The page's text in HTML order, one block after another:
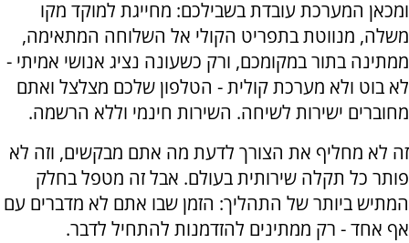
ומכאן המערכת עובדת בשבילכם: מחייגת למוקד מקו
משלה, מנווטת בתפריט הקולי אל השלוחה המתאימה,
ממתינה בתור במקומכם, ורק כשעונה נציג אנושי אמיתי -
לא בוט ולא מערכת קולית - הטלפון שלכם מצלצל ואתם
מחוברים ישירות לשיחה. השירות חינמי וללא הרשמה.
זה לא מחליף את הצורך לדעת מה אתם מבקשים, וזה לא
פותר כל תקלה שירותית בעולם. אבל זה מטפל בחלק
המתיש ביותר של התהליך: הזמן שבו אתם לא מדברים עם
אף אחד - רק ממתינים להזדמנות להתחיל לדבר.